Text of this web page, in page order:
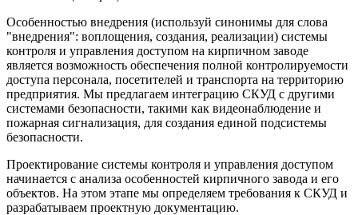
Особенностью внедрения (используй синонимы для слова
"внедрения": воплощения, создания, реализации) системы
контроля и управления доступом на кирпичном заводе
является возможность обеспечения полной контролируемости
доступа персонала, посетителей и транспорта на территорию
предприятия. Мы предлагаем интеграцию СКУД с другими
системами безопасности, такими как видеонаблюдение и
пожарная сигнализация, для создания единой подсистемы
безопасности.
Проектирование системы контроля и управления доступом
начинается с анализа особенностей кирпичного завода и его
объектов. На этом этапе мы определяем требования к СКУД и
разрабатываем проектную документацию.